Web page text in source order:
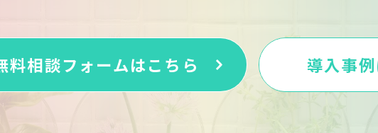
料相談フォームはこちら 導入事